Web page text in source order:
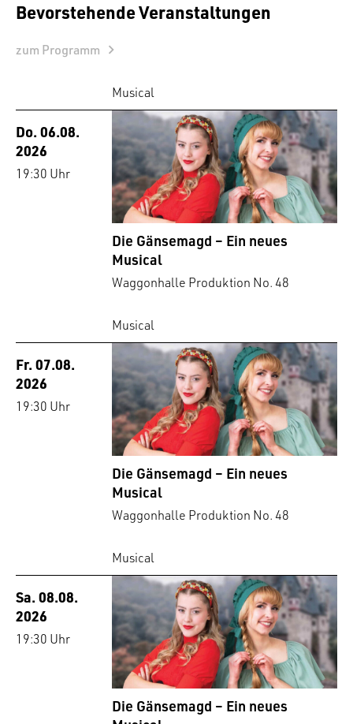
Bevorstehende Veranstaltungen
zum Programm
Musical
Do. 06.08.
2026
19:30 Uhr
Die Gänsemagd – Ein neues
Musical
Waggonhalle Produktion No. 48
Musical
Fr. 07.08.
2026
19:30 Uhr
Die Gänsemagd – Ein neues
Musical
Waggonhalle Produktion No. 48
Musical
Sa. 08.08.
2026
19:30 Uhr
Die Gänsemagd – Ein neues